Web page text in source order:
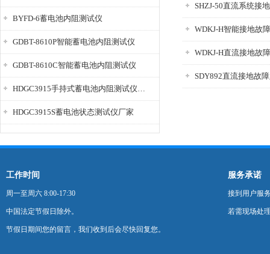
BYFD-6蓄电池内阻测试仪
GDBT-8610P智能蓄电池内阻测试仪
GDBT-8610C智能蓄电池内阻测试仪
HDGC3915手持式蓄电池内阻测试仪厂家
HDGC3915S蓄电池状态测试仪厂家
SHZJ-50直流系统接
WDKJ-H智能接地故
WDKJ-H直流接地故
SDY892直流接地故
工作时间
周一至周六 8:00-17:30
中国法定节假日除外。
节假日期间您的留言，我们收到后会尽快回复您。
服务承诺
接到用户服
若需现场处